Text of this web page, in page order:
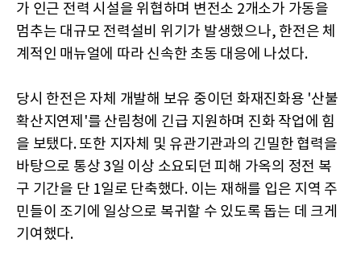
가 인근 전력 시설을 위협하며 변전소 2개소가 가동을
멈추는 대규모 전력설비 위기가 발생했으나, 한전은 체
계적인 매뉴얼에 따라 신속한 초동 대응에 나섰다.
당시 한전은 자체 개발해 보유 중이던 화재진화용 '산불
확산지연제'를 산림청에 긴급 지원하며 진화 작업에 힘
을 보탰다. 또한 지자체 및 유관기관과의 긴밀한 협력을
바탕으로 통상 3일 이상 소요되던 피해 가옥의 정전 복
구 기간을 단 1일로 단축했다. 이는 재해를 입은 지역 주
민들이 조기에 일상으로 복귀할 수 있도록 돕는 데 크게
기여했다.